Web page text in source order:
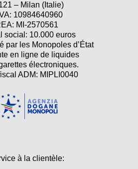
– Milan (Italie)
10984640960
MI-2570561
social: 10.000 euros
par les Monopoles d’État
en ligne de liquides
électroniques.
ADM: MIPLI0040
à la clientèle: